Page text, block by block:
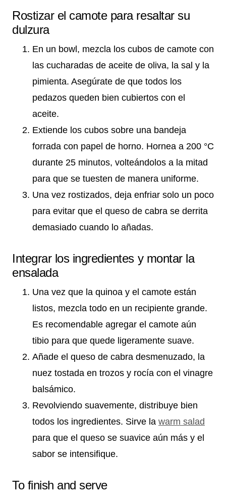
Rostizar el camote para resaltar su
dulzura
En un bowl, mezcla los cubos de camote con
las cucharadas de aceite de oliva, la sal y la
pimienta. Asegúrate de que todos los
pedazos queden bien cubiertos con el
aceite.
Extiende los cubos sobre una bandeja
forrada con papel de horno. Hornea a 200 °C
durante 25 minutos, volteándolos a la mitad
para que se tuesten de manera uniforme.
Una vez rostizados, deja enfriar solo un poco
para evitar que el queso de cabra se derrita
demasiado cuando lo añadas.
Integrar los ingredientes y montar la
ensalada
Una vez que la quinoa y el camote están
listos, mezcla todo en un recipiente grande.
Es recomendable agregar el camote aún
tibio para que quede ligeramente suave.
Añade el queso de cabra desmenuzado, la
nuez tostada en trozos y rocía con el vinagre
balsámico.
Revolviendo suavemente, distribuye bien
todos los ingredientes. Sirve la warm salad
para que el queso se suavice aún más y el
sabor se intensifique.
To finish and serve